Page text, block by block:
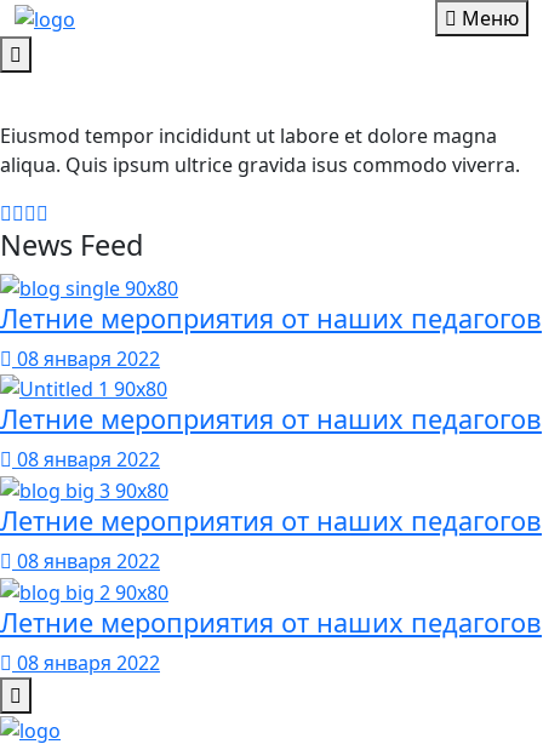
Меню
Eiusmod tempor incididunt ut labore et dolore magna
aliqua. Quis ipsum ultrice gravida isus commodo viverra.
News Feed
Летние мероприятия от наших педагогов
08 января 2022
Летние мероприятия от наших педагогов
08 января 2022
Летние мероприятия от наших педагогов
08 января 2022
Летние мероприятия от наших педагогов
08 января 2022